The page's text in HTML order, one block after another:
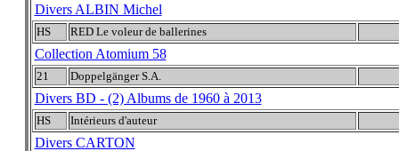
Divers ALBIN Michel
HS RED Le voleur de ballerines
Collection Atomium 58
21 Doppelgänger S.A.
Divers BD - (2) Albums de 1960 à 2013
HS Intérieurs d'auteur
Divers CARTON